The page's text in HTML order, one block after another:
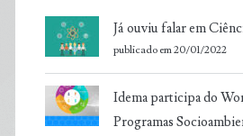
Já ouviu falar em
publicado em 20/01/2022
Idema participa do
Programas